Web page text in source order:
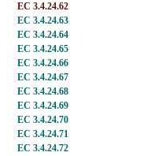
EC 3.4.24.62
EC 3.4.24.63
EC 3.4.24.64
EC 3.4.24.65
EC 3.4.24.66
EC 3.4.24.67
EC 3.4.24.68
EC 3.4.24.69
EC 3.4.24.70
EC 3.4.24.71
EC 3.4.24.72